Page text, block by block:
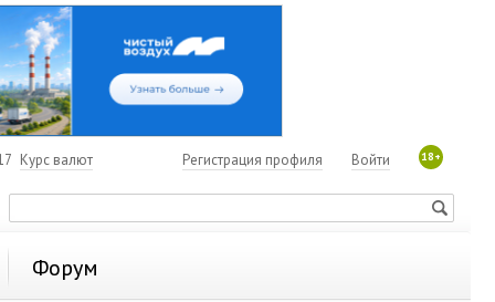
Курс валют 18+
Войти
Регистрация профиля
Форум